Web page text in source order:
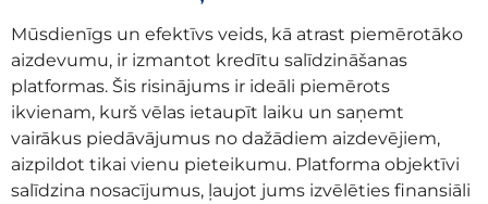
Mūsdienīgs un efektīvs veids, kā atrast piemērotāko
aizdevumu, ir izmantot kredītu salīdzināšanas
platformas. Šis risinājums ir ideāli piemērots
ikvienam, kurš vēlas ietaupīt laiku un saņemt
vairākus piedāvājumus no dažādiem aizdevējiem,
aizpildot tikai vienu pieteikumu. Platforma objektīvi
salīdzina nosacījumus, ļaujot jums izvēlēties finansiāli